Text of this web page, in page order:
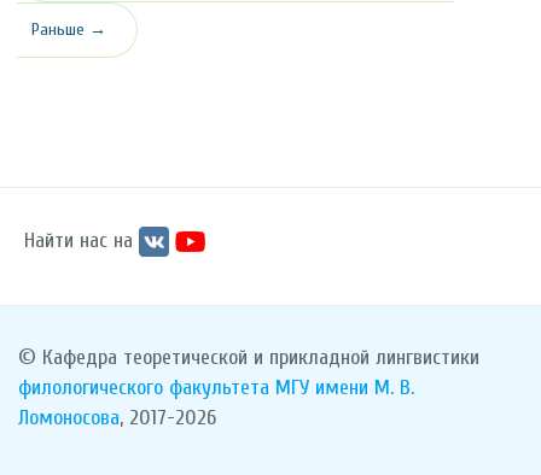
Раньше →
Найти нас на
© Кафедра теоретической и прикладной лингвистики
филологического факультета МГУ имени М. В.
Ломоносова, 2017-2026